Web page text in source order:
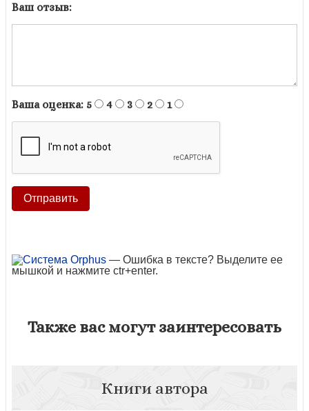
Ваш отзыв:
Ваша оценка: 5 4 3 2 1
— Ошибка в тексте? Выделите ее
мышкой и нажмите ctr+enter.
Также вас могут заинтересовать
Книги автора